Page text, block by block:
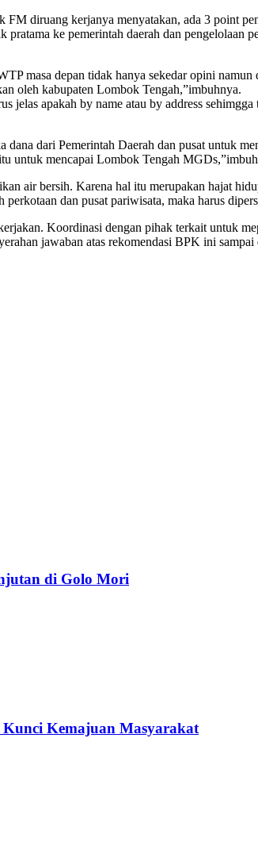
diruang kerjanya menyatakan, ada 3 point
ke pemerintah daerah dan pengelolaan
masa depan tidak hanya sekedar opini
oleh kabupaten Lombok Tengah,”imbuhnya.
apakah by name atau by address
dari Pemerintah Daerah dan pusat untuk
untuk mencapai Lombok Tengah
air bersih. Karena hal itu merupakan hajat
dan pusat pariwisata, maka harus
Koordinasi dengan pihak terkait untuk
jawaban atas rekomendasi BPK ini
di Golo Mori
Kemajuan Masyarakat